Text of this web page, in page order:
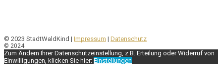
© 2023 StadtWaldKind | Impressum | Datenschutz
© 2024
Zum Ändern Ihrer Datenschutzeinstellung, z.B. Erteilung oder Widerruf von
Einwilligungen, klicken Sie hier: Einstellungen